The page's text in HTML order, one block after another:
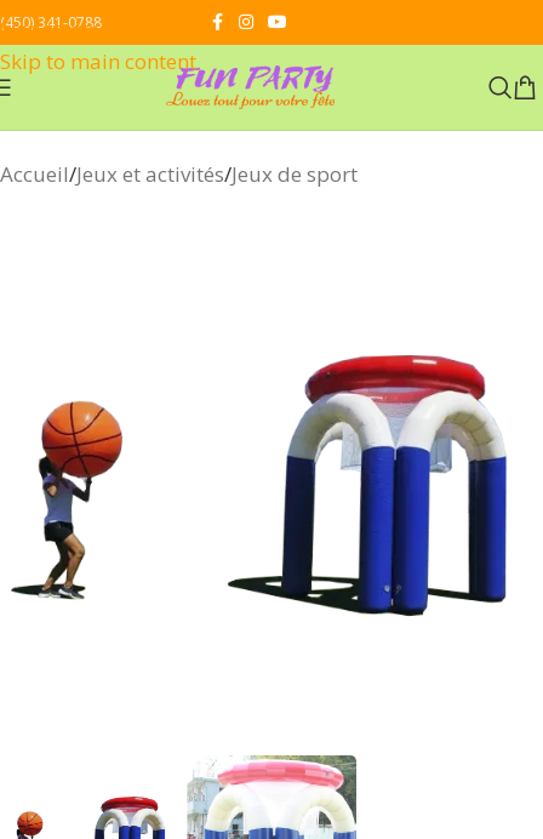
Skip to navigation
Skip to main content
(450) 341-0788
Accueil/Jeux et activités/Jeux de sport